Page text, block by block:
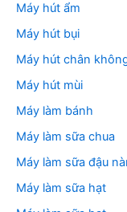
Máy hút ẩm
Máy hút bụi
Máy hút chân
Máy hút mùi
Máy làm bánh
Máy làm sữa chua
Máy làm sữa đậu
Máy làm sữa hạt